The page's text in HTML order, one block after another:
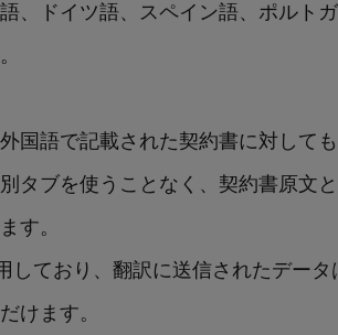
、ドイツ語、スペイン語、ポルト
国語で記載された契約書に対して
タブを使うことなく、契約書原文
す。
しており、翻訳に送信されたデー
けます。